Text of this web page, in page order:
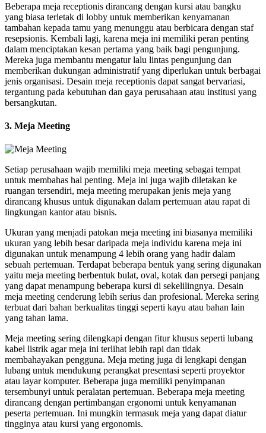
Beberapa meja receptionis dirancang dengan kursi atau bangku
yang biasa terletak di lobby untuk memberikan kenyamanan
tambahan kepada tamu yang menunggu atau berbicara dengan staf
resepsionis. Kembali lagi, karena meja ini memiliki peran penting
dalam menciptakan kesan pertama yang baik bagi pengunjung.
Mereka juga membantu mengatur lalu lintas pengunjung dan
memberikan dukungan administratif yang diperlukan untuk berbagai
jenis organisasi. Desain meja receptionis dapat sangat bervariasi,
tergantung pada kebutuhan dan gaya perusahaan atau institusi yang
bersangkutan.
3. Meja Meeting
Setiap perusahaan wajib memiliki meja meeting sebagai tempat
untuk membahas hal penting. Meja ini juga wajib diletakan ke
ruangan tersendiri, meja meeting merupakan jenis meja yang
dirancang khusus untuk digunakan dalam pertemuan atau rapat di
lingkungan kantor atau bisnis.
Ukuran yang menjadi patokan meja meeting ini biasanya memiliki
ukuran yang lebih besar daripada meja individu karena meja ini
digunakan untuk menampung 4 lebih orang yang hadir dalam
sebuah pertemuan. Terdapat beberapa bentuk yang sering digunakan
yaitu meja meeting berbentuk bulat, oval, kotak dan persegi panjang
yang dapat menampung beberapa kursi di sekelilingnya. Desain
meja meeting cenderung lebih serius dan profesional. Mereka sering
terbuat dari bahan berkualitas tinggi seperti kayu atau bahan lain
yang tahan lama.
Meja meeting sering dilengkapi dengan fitur khusus seperti lubang
kabel listrik agar meja ini terlihat lebih rapi dan tidak
membahayakan pengguna. Meja meting juga di lengkapi dengan
lubang untuk mendukung perangkat presentasi seperti proyektor
atau layar komputer. Beberapa juga memiliki penyimpanan
tersembunyi untuk peralatan pertemuan. Beberapa meja meeting
dirancang dengan pertimbangan ergonomi untuk kenyamanan
peserta pertemuan. Ini mungkin termasuk meja yang dapat diatur
tingginya atau kursi yang ergonomis.